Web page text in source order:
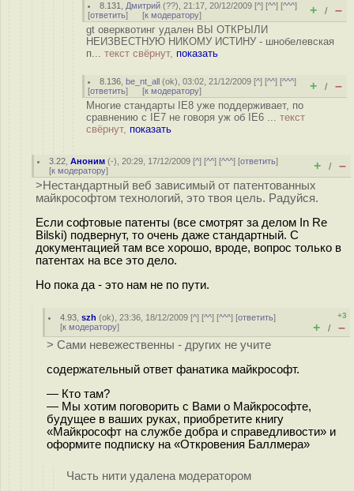
8.131 Дмитрий (??), 21:17, 20/12/2009 [^] [^^] [^^^]
[ответить] [к модератору] + / –
gt оверквотинг удален ВЫ ОТКРЫЛИ
НЕИЗВЕСТНУЮ НИКОМУ ИСТИНУ - шнобелевская
п... текст свёрнут, показать
8.136 ,be_nt_all (ok), 03:02, 21/12/2009 [^] [^^] [^^^]
[ответить] [к модератору] + / –
Многие стандарты IE8 уже поддерживает, по
сравнению с IE7 не говоря уж об IE6 ... текст
свёрнут, показать
3.22 ,Аноним (-), 20:29, 17/12/2009 [^] [^^] [^^^] [ответить]
[к модератору] + / –
>Нестандартный веб зависимый от патентованных
майкрософтом технологий, это твоя цель. Радуйся.
Если софтовые патенты (все смотрят за делом In Re
Bilski) подвернут, то очень даже стандартный. С
документацией там все хорошо, вроде, вопрос только в
патентах на все это дело.
Но пока да - это нам не по пути.
4.93 ,szh (ok), 23:36, 18/12/2009 [^] [^^] [^^^] [ответить]
[к модератору]
+3
+ / –
> Сами невежественны - других не учите
содержательный ответ фанатика майкрософт.
— Кто там?
— Мы хотим поговорить с Вами о Майкрософте,
будущее в ваших руках, приобретите книгу
«Майкрософт на службе добра и справедливости» и
оформите подписку на «Откровения Баллмера»
Часть нити удалена модератором